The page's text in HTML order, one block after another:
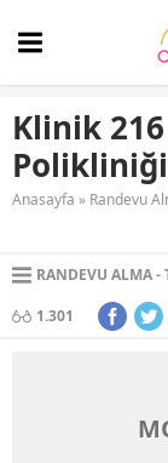
Klinik 216
Polikliniği
Anasayfa » Randevu
RANDEVU ALMA
1.301